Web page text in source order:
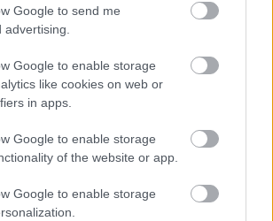
Google to send me
Google to enable storage
like cookies on web or
in apps.
Google to enable storage
of the website or app.
Google to enable storage
23. 07:21
állapotáról is elárult ezt-azt.
:
a DC Studios készülő nagy